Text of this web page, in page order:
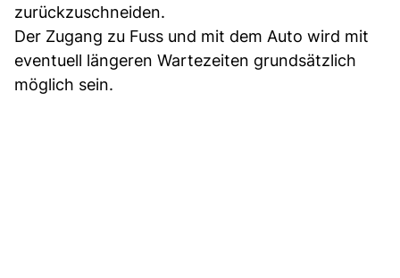
zurückzuschneiden.
Der Zugang zu Fuss und mit dem Auto wird mit
eventuell längeren Wartezeiten grundsätzlich
möglich sein.